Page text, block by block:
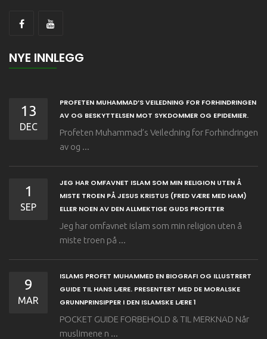
NYE INNLEGG
13
DEC
PROFETEN MUHAMMAD’S VEILEDNING FOR FORHINDRINGEN
AV OG BESKYTTELSEN MOT SYKDOMMER OG EPIDEMIER.
Profeten Muhammad’s Veiledning for Forhindringen
av og ...
1
SEP
JEG HAR OMFAVNET ISLAM SOM MIN RELIGION UTEN Å
MISTE TROEN PÅ JESUS KRISTUS (FRED VÆRE MED HAM)
ELLER NOEN AV DEN ALLMEKTIGE GUDS PROFETER
Jeg har omfavnet islam som min religion uten å
miste troen på ...
9
MAR
ISLAMS PROFET MUHAMMED EN BIOGRAFI OG ILLUSTRERT
GUIDE TIL HANS LÆRE. PRESENTERT MED DE MORALSKE
GRUNNPRINSIPPER I DEN ISLAMSKE LÆRE 1
POCKET GUIDE FORBEHOLD & TIL MERKNAD Når
muslimene n ...